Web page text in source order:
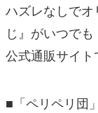
ハズレなしでオ
じ』がいつで
公式通販サイト
■「ペリペリ団